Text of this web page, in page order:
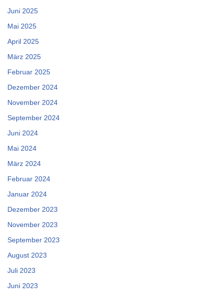
Juni 2025
Mai 2025
April 2025
März 2025
Februar 2025
Dezember 2024
November 2024
September 2024
Juni 2024
Mai 2024
März 2024
Februar 2024
Januar 2024
Dezember 2023
November 2023
September 2023
August 2023
Juli 2023
Juni 2023